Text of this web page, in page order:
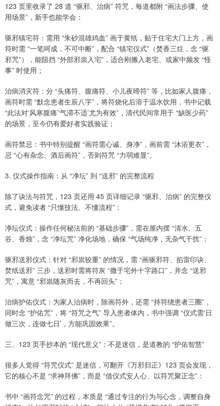
123 页里收录了 28 道 “驱邪、治病” 符咒，每道都附 “画法步骤、使
用场景”，新手也能学会：
驱邪镇宅符：需用 “朱砂混雄鸡血” 画于黄纸，贴于住宅大门上方，画
符时需 “一笔呵成，不可中断”，配合 “镇宅仪式”（焚香三炷，念 “驱
邪咒”），能阻挡 “外部邪祟入宅”，适合刚搬入老宅、或家中频发 “怪
事” 时使用；
治病消灾符：分 “头痛符、腹痛符、小儿夜啼符” 等，比如家人腹痛，
画符时需 “默念患者生辰八字”，将符烧化后溶于温水饮用，书中记载
“此法对‘风寒腹痛’‘气滞不适’尤为有效”，清代民间常用于 “缺医少药”
的场景，至今仍有爱好者实践验证；
画符禁忌：书中特别提醒 “画符需心诚、身净”，画前需 “沐浴更衣”，
忌 “心有杂念、酒后画符”，否则符咒 “力弱难显”。
3. 仪式操作指南：从 “净坛” 到 “送邪” 的完整流程
除了诀法与符咒，123 页还用 45 页详细记录 “驱邪、治病” 的完整仪
式，避免读者 “只懂技法、不懂流程”：
净坛仪式：操作任何秘法前的 “基础步骤”，需在屋内摆 “清水、五
谷、香烛”，念 “净坛咒” 净化场地，确保 “气场纯净，无杂气干扰”；
驱邪送邪仪式：针对 “邪祟较重” 的情况，需 “画驱邪符、掐雷印诀、
焚纸送邪” 三步，送邪时需将符灰 “撒于宅外十字路口”，并念 “送邪
咒”，寓意 “邪祟随灰而去，不再回头”；
治病护佑仪式：为家人治病时，除画符外，还需 “持符绕患者三圈”，
同时念 “护佑咒”，将 “符咒之气” 导入患者体内，书中强调 “仪式需‘日
做三次，连做七日’，方能巩固效果”。
三、123 页手抄本的 “现代意义”：不是迷信，是道教的 “护佑智慧”
很多人觉得 “符咒仪式” 是迷信，可翻开《万邪归正》123 页会发现，
它的核心不是 “求神拜佛”，而是 “借仪式安人心、以符咒聚正念”：
书中 “画符念咒” 的过程，本质是 “通过专注的行为与心念，调整自身